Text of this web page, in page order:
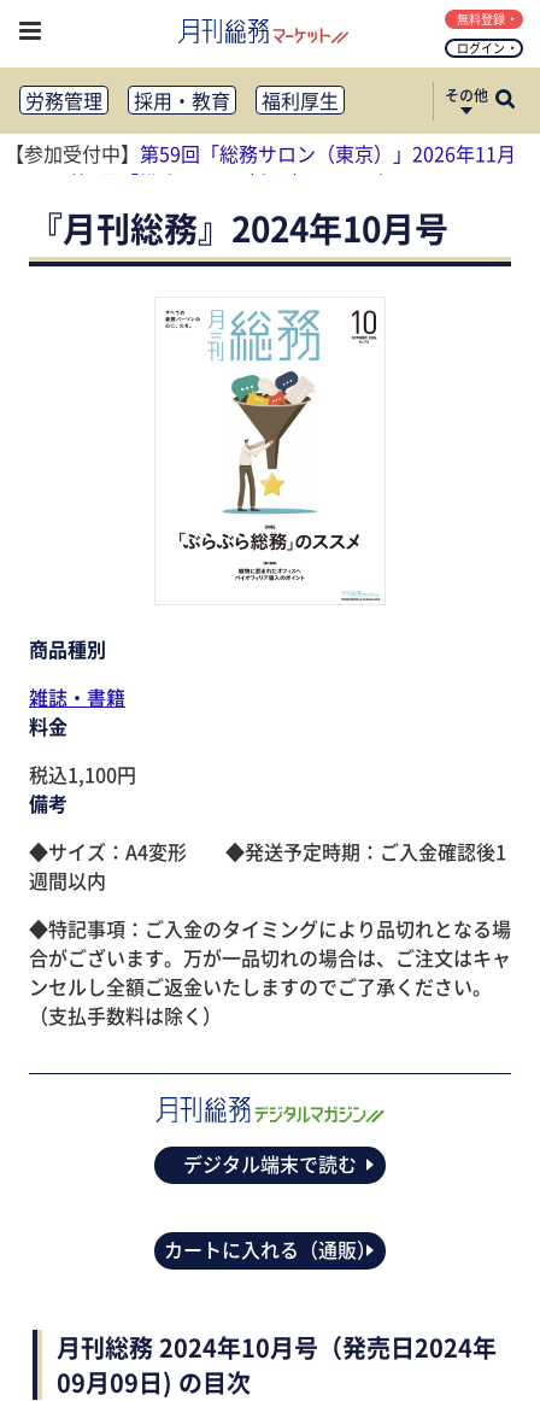
ログイン
無料登録
労務管理 採用・教育
福利厚生
健康経営
働き方改革
法務・コンプライアンス
リスクマネジメント・BCP
社外・社内広報
社外・社内コミュニケーション活性化
FM・オフィス移転
CSR・SDGs
テクノロジー活用・DX
助成金・補助金・コスト削減
アウトソーシング・BPO
調査・レポート
その他
【参加受付中】 第59回「総務サロン（東京）」2026年11月
第4回「総務サロン（大阪）」2026年11月17日
『月刊総務』2024年10月号
商品種別
雑誌・書籍
料金
税込1,100円
備考
◆サイズ：A4変形 ◆発送予定時期：ご入金確認後1
週間以内
◆特記事項：ご入金のタイミングにより品切れとなる場
合がございます。万が一品切れの場合は、ご注文はキャ
ンセルし全額ご返金いたしますのでご了承ください。
（支払手数料は除く）
デジタル端末で読む
カートに入れる（通販）
月刊総務 2024年10月号（発売日2024年
09月09日) の目次